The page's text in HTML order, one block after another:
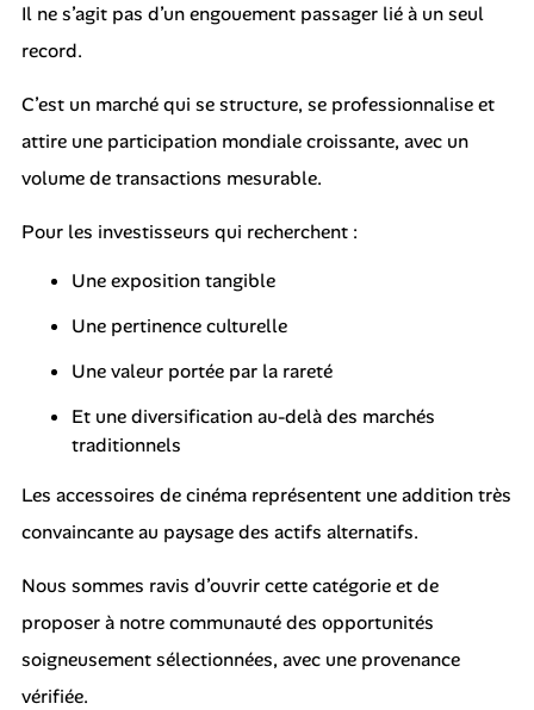
Il ne s’agit pas d’un engouement passager lié à un seul
record.
C’est un marché qui se structure, se professionnalise et
attire une participation mondiale croissante, avec un
volume de transactions mesurable.
Pour les investisseurs qui recherchent :
Une exposition tangible
Une pertinence culturelle
Une valeur portée par la rareté
Et une diversification au-delà des marchés
traditionnels
Les accessoires de cinéma représentent une addition très
convaincante au paysage des actifs alternatifs.
Nous sommes ravis d’ouvrir cette catégorie et de
proposer à notre communauté des opportunités
soigneusement sélectionnées, avec une provenance
vérifiée.